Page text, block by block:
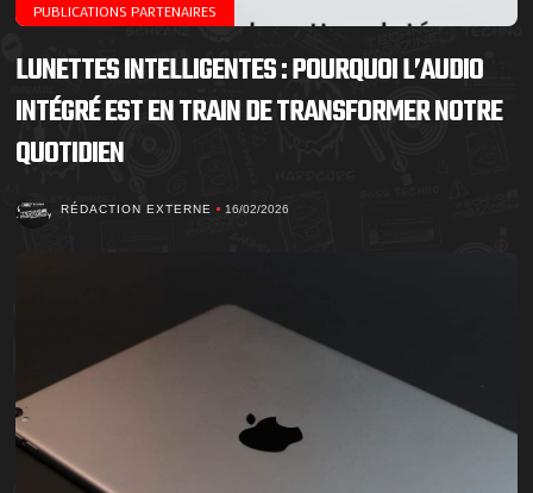
PUBLICATIONS PARTENAIRES
LUNETTES INTELLIGENTES : POURQUOI L’AUDIO
INTÉGRÉ EST EN TRAIN DE TRANSFORMER NOTRE
QUOTIDIEN
RÉDACTION EXTERNE 16/02/2026